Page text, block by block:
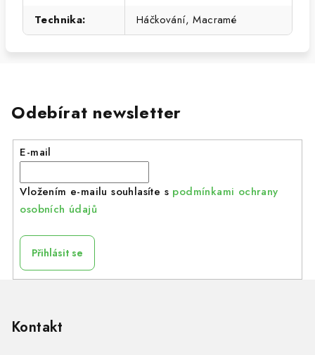
Technika: Háčkování, Macramé
Odebírat newsletter
E-mail
Vložením e-mailu souhlasíte s podmínkami ochrany
osobních údajů
Přihlásit se
Kontakt